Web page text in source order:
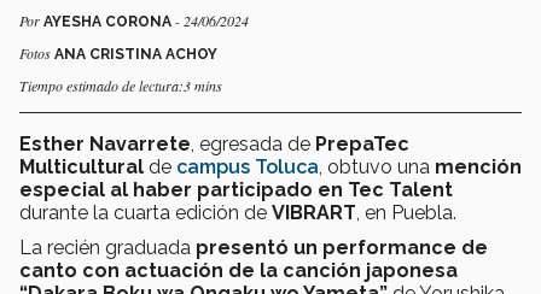
Por AYESHA CORONA - 24/06/2024
Fotos ANA CRISTINA ACHOY
Tiempo estimado de lectura:3 mins
Esther Navarrete , egresada de PrepaTec
Multicultural de campus Toluca , obtuvo una mención
especial al haber participado en Tec Talent
durante la cuarta edición de VIBRART , en Puebla.
La recién graduada presentó un performance de
canto con actuación de la canción japonesa